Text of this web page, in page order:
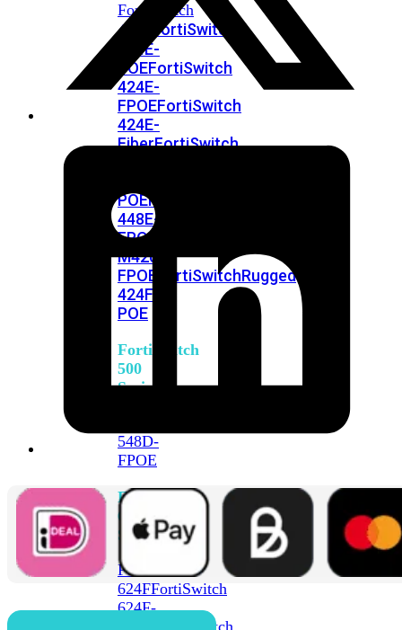
FortiSwitch
424E
FortiSwitch
424E-
POEFortiSwitch
424E-
FPOEFortiSwitch
424E-
FiberFortiSwitch
POEFortiSwitch
448E-
FPOE
M426E-
FPOE
FortiSwitchRugged
424F-
POE
FortiSwitch
500
Series
548D-
FPOE
FortiSwitch
600
Series
FortiSwitch
624FFortiSwitch
624F-
FortiSwitch